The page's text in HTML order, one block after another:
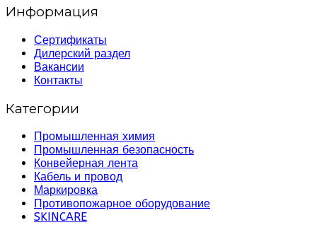
Информация
Сертификаты
Дилерский раздел
Вакансии
Контакты
Категории
Промышленная химия
Промышленная безопасность
Конвейерная лента
Кабель и провод
Маркировка
Противопожарное оборудование
SKINCARE